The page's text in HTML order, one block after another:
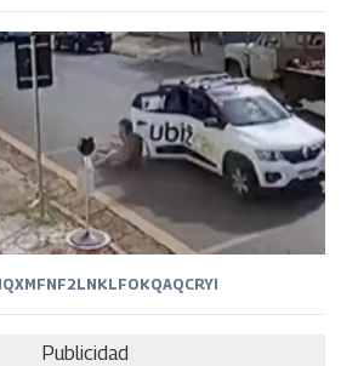
Publicidad